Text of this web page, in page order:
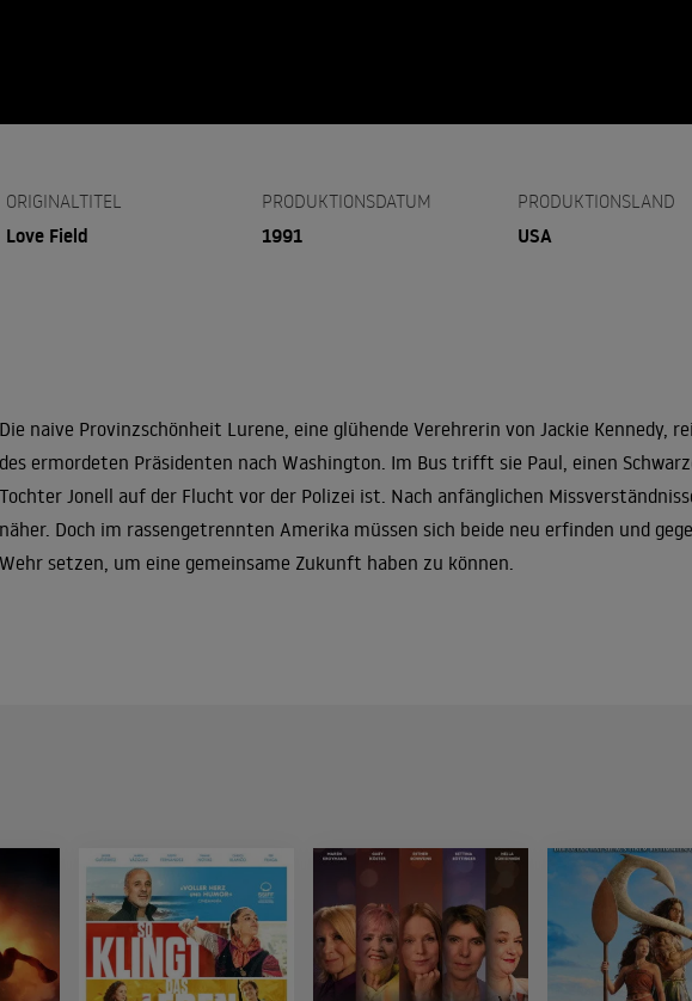
ORIGINALTITEL
Love Field
PRODUKTIONSDATUM
1991
PRODUKTIONSLAND
USA
Die naive Provinzschönheit Lurene, eine glühende Verehrerin von Jackie Kennedy,
des ermordeten Präsidenten nach Washington. Im Bus trifft sie Paul, einen
Tochter Jonell auf der Flucht vor der Polizei ist. Nach anfänglichen
näher. Doch im rassengetrennten Amerika müssen sich beide neu erfinden und
Wehr setzen, um eine gemeinsame Zukunft haben zu können.